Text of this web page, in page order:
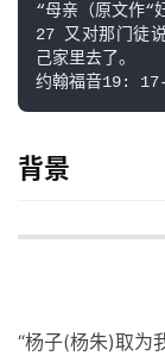
“母亲（原文作“
27 又对那门徒
己家里去了。
约翰福音19:
背景
“杨子(杨朱)取为